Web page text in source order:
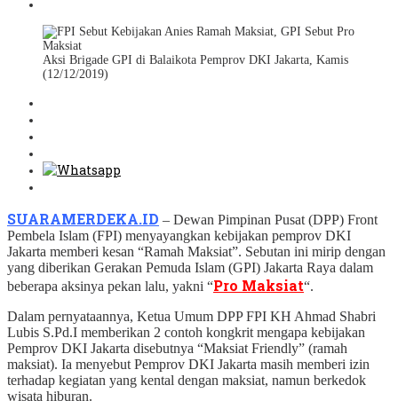
Aksi Brigade GPI di Balaikota Pemprov DKI Jakarta, Kamis
(12/12/2019)
SUARAMERDEKA.ID – Dewan Pimpinan Pusat (DPP) Front
Pembela Islam (FPI) menyayangkan kebijakan pemprov DKI
Jakarta memberi kesan “Ramah Maksiat”. Sebutan ini mirip dengan
yang diberikan Gerakan Pemuda Islam (GPI) Jakarta Raya dalam
beberapa aksinya pekan lalu, yakni “Pro Maksiat“.
Dalam pernyataannya, Ketua Umum DPP FPI KH Ahmad Shabri
Lubis S.Pd.I memberikan 2 contoh kongkrit mengapa kebijakan
Pemprov DKI Jakarta disebutnya “Maksiat Friendly” (ramah
maksiat). Ia menyebut Pemprov DKI Jakarta masih memberi izin
terhadap kegiatan yang kental dengan maksiat, namun berkedok
wisata hiburan.